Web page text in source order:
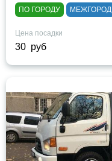
ПО ГОРОДУ МЕЖГОРОД
Цена посадки
30 руб